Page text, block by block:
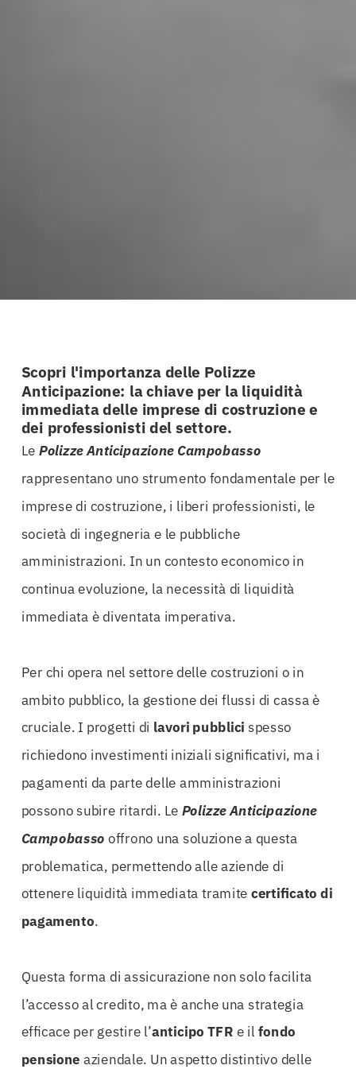
Scopri l'importanza delle Polizze
Anticipazione: la chiave per la liquidità
immediata delle imprese di costruzione e
dei professionisti del settore.
Le Polizze Anticipazione Campobasso
rappresentano uno strumento fondamentale per le
imprese di costruzione, i liberi professionisti, le
società di ingegneria e le pubbliche
amministrazioni. In un contesto economico in
continua evoluzione, la necessità di liquidità
immediata è diventata imperativa.
Per chi opera nel settore delle costruzioni o in
ambito pubblico, la gestione dei flussi di cassa è
cruciale. I progetti di lavori pubblici spesso
richiedono investimenti iniziali significativi, ma i
pagamenti da parte delle amministrazioni
possono subire ritardi. Le Polizze Anticipazione
Campobasso offrono una soluzione a questa
problematica, permettendo alle aziende di
ottenere liquidità immediata tramite certificato di
pagamento.
Questa forma di assicurazione non solo facilita
l’accesso al credito, ma è anche una strategia
efficace per gestire l’anticipo TFR e il fondo
pensione aziendale. Un aspetto distintivo delle